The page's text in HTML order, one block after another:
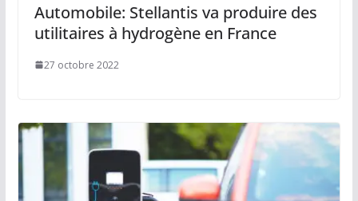
Automobile: Stellantis va produire des
utilitaires à hydrogène en France
27 octobre 2022